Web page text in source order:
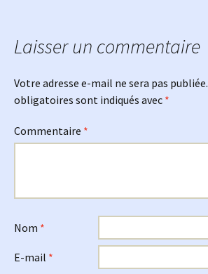
Laisser un commentaire
Votre adresse e-mail ne sera pas publiée.
obligatoires sont indiqués avec *
Commentaire *
Nom *
E-mail *